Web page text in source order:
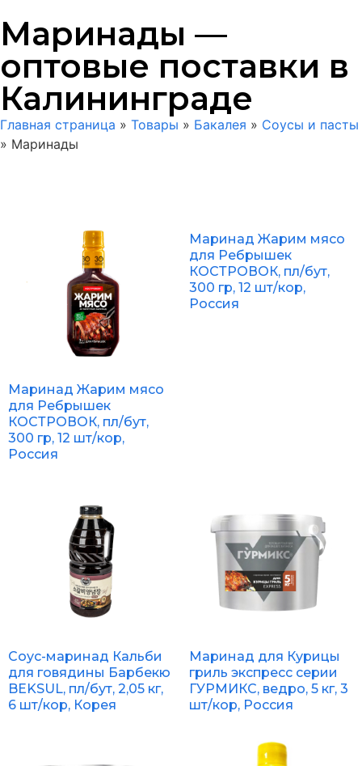
Маринады —
оптовые поставки в
Калининграде
Главная страница » Товары » Бакалея » Соусы и пасты
» Маринады
Маринад Жарим мясо
для Ребрышек
КОСТРОВОК, пл/бут,
300 гр, 12 шт/кор,
Россия
Маринад Жарим мясо
для Ребрышек
КОСТРОВОК, пл/бут,
300 гр, 12 шт/кор,
Россия
Соус-маринад Кальби
для говядины Барбекю
BEKSUL, пл/бут, 2,05 кг,
6 шт/кор, Корея
Маринад для Курицы
гриль экспресс серии
ГУРМИКС, ведро, 5 кг, 3
шт/кор, Россия